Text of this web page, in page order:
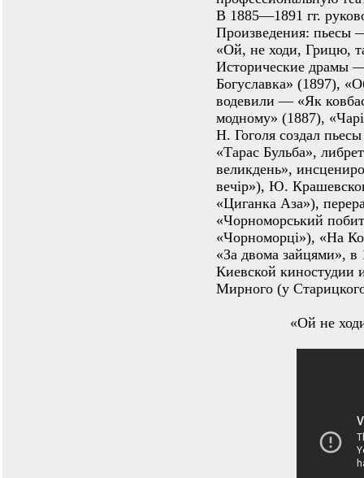
В 1885—1891 гг.
Произведения: пьесы
«Ой, не ходи, Грицю,
Исторические драмы
Богуславка» (1897),
водевили — «Як
модному» (1887),
Н. Гоголя создал
«Тарас Бульба»,
великдень»,
вечiр»), Ю.
«Циганка Аза»),
«Чорноморський
«Чорноморцi»), «На
«За двома зайцями»,
Киевской
Мирного (у
«Ой не